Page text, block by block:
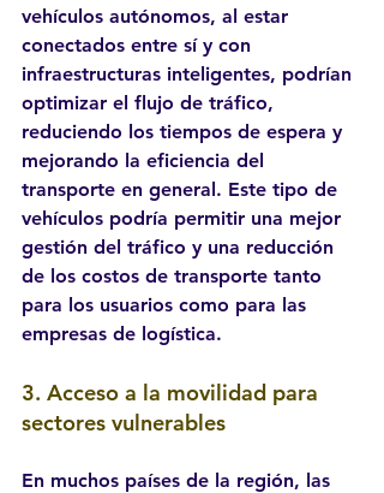
vehículos autónomos, al estar
conectados entre sí y con
infraestructuras inteligentes, podrían
optimizar el flujo de tráfico,
reduciendo los tiempos de espera y
mejorando la eficiencia del
transporte en general. Este tipo de
vehículos podría permitir una mejor
gestión del tráfico y una reducción
de los costos de transporte tanto
para los usuarios como para las
empresas de logística.
3. Acceso a la movilidad para
sectores vulnerables
En muchos países de la región, las